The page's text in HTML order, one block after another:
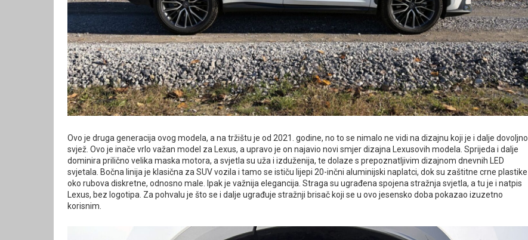
Ovo je druga generacija ovog modela, a na tržištu je od 2021. godine, no to se nimalo ne vidi na dizajnu koji je i dalje dovoljno
svjež. Ovo je inače vrlo važan model za Lexus, a upravo je on najavio novi smjer dizajna Lexusovih modela. Sprijeda i dalje
dominira prilično velika maska motora, a svjetla su uža i izduženija, te dolaze s prepoznatljivim dizajnom dnevnih LED
svjetala. Bočna linija je klasična za SUV vozila i tamo se ističu lijepi 20-inčni aluminijski naplatci, dok su zaštitne crne plastike
oko rubova diskretne, odnosno male. Ipak je važnija elegancija. Straga su ugrađena spojena stražnja svjetla, a tu je i natpis
Lexus, bez logotipa. Za pohvalu je što se i dalje ugrađuje stražnji brisač koji se u ovo jesensko doba pokazao izuzetno
korisnim.